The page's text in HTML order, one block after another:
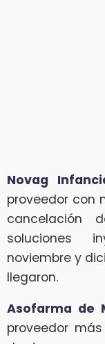
Novag
proveedor con
cancelación
soluciones
noviembre y
llegaron.
Asofarma de
proveedor